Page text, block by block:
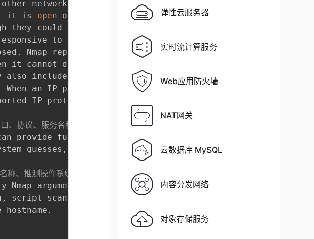
network obstacle is
it is
open or closed.  Closed
they could
open
to Nmap's probes, but
Nmap reports the state
it cannot determine
also include software version
When an IP protocol scan is
IP protocols rather than
、协议、服务名称和状态，状态有开放、过滤、已关闭、未过滤，其中开放意
provide further information on
guesses, device types, and
、推测操作系统、设备类型和MAC地址。
Nmap arguments used
this
script scanning, and
hostname.
弹性云服务器
实时流计算服务
Web应用防火墙
NAT网关
云数据库 MySQL
内容分发网络
对象存储服务